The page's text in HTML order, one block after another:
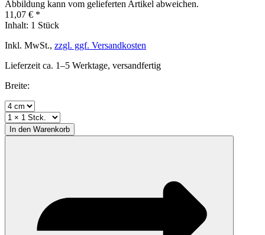
Abbildung kann vom gelieferten Artikel abweichen.
11,07 € *
Inhalt: 1 Stück
Inkl. MwSt., zzgl. ggf. Versandkosten
Lieferzeit ca. 1–5 Werktage, versandfertig
Breite:
In den Warenkorb